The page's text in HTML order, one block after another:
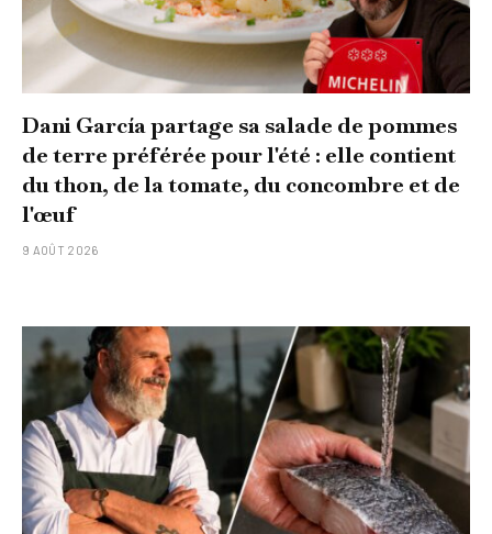
Dani García partage sa salade de pommes
de terre préférée pour l'été : elle contient
du thon, de la tomate, du concombre et de
l'œuf
9 AOÛT 2026